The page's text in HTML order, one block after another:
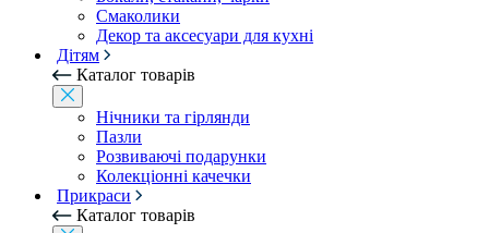
Смаколики
Декор та аксесуари для кухні
Дітям
Каталог товарів
Нічники та гірлянди
Пазли
Розвиваючі подарунки
Колекціонні качечки
Прикраси
Каталог товарів